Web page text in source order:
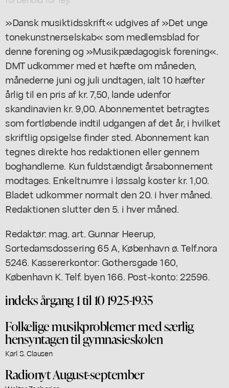
»Dansk musiktidsskrift« udgives af »Det unge
tonekunstnerselskab« som medlemsblad for
denne forening og »Musikpædagogisk forening«.
DMT udkommer med et hæfte om måneden,
månederne juni og juli undtagen, ialt 10 hæfter
årlig til en pris af kr. 7,50, lande udenfor
skandinavien kr. 9,00. Abonnementet betragtes
som fortløbende indtil udgangen af det år, i hvilket
skriftlig opsigelse finder sted. Abonnement kan
tegnes direkte hos redaktionen eller gennem
boghandlerne. Kun fuldstændigt årsabonnement
modtages. Enkeltnumre i løssalg koster kr. 1,00.
Bladet udkommer normalt den 20. i hver måned.
Redaktionen slutter den 5. i hver måned.
Redaktør: mag. art. Gunnar Heerup,
Sortedamsdossering 65 A, København ø. Telf.nora
5246. Kassererkontor: Gothersgade 160,
København K. Telf. byen 166. Post-konto: 22596.
indeks årgang 1 til 10 1925-1935
Folkelige musikproblemer med særlig
hensyntagen til gymnasieskolen
Karl S. Clausen
Radionyt August-september